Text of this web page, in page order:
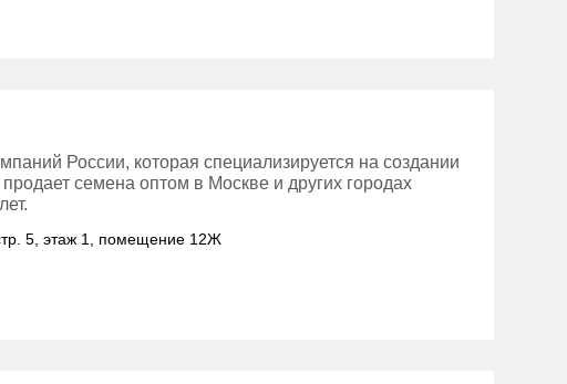
России, которая специализируется на создании
семена оптом в Москве и других городах
5, этаж 1, помещение 12Ж